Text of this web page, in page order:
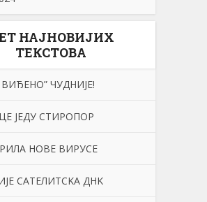
НАЈНОВИЈИХ
ТЕКСТОВА
ЧУДНИЈЕ!
ЈЕДУ СТИРОПОР
НОВЕ ВИРУСЕ
САТЕЛИТСKА ДНK